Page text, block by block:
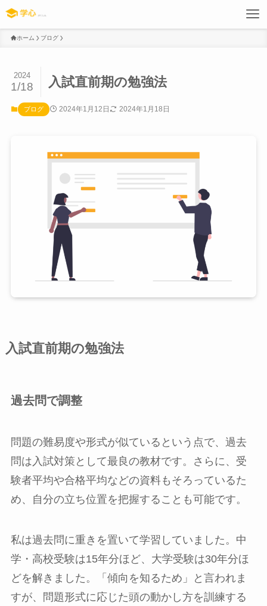
ホーム ブログ
入試直前期の勉強法
2024
1/18
ブログ 2024年1月12日 2024年1月18日
入試直前期の勉強法
過去問で調整
問題の難易度や形式が似ているという点で、過去
問は入試対策として最良の教材です。さらに、受
験者平均や合格平均などの資料もそろっているた
め、自分の立ち位置を把握することも可能です。
私は過去問に重きを置いて学習していました。中
学・高校受験は15年分ほど、大学受験は30年分ほ
どを解きました。「傾向を知るため」と言われま
すが、問題形式に応じた頭の動かし方を訓練する